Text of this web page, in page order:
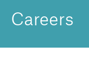
Careers